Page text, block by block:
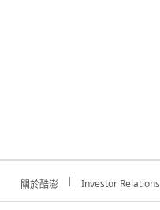
關於酷澎 Investor Relations